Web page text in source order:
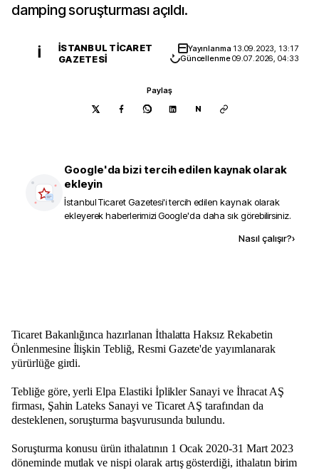
damping soruşturması açıldı.
İ
İSTANBUL TICARET
GAZETESI
Yayınlanma 13.09.2023, 13:17
Güncellenme09.07.2026, 04:33
Paylaş
N
Google'da bizi tercih edilen kaynak olarak
ekleyin
İstanbul Ticaret Gazetesi'i tercih edilen kaynak olarak
ekleyerek haberlerimizi Google'da daha sık görebilirsiniz.
Nasıl çalışır?›
Ticaret Bakanlığınca hazırlanan İthalatta Haksız Rekabetin
Önlenmesine İlişkin Tebliğ, Resmi Gazete'de yayımlanarak
yürürlüğe girdi.
Tebliğe göre, yerli Elpa Elastiki İplikler Sanayi ve İhracat AŞ
firması, Şahin Lateks Sanayi ve Ticaret AŞ tarafından da
desteklenen, soruşturma başvurusunda bulundu.
Soruşturma konusu ürün ithalatının 1 Ocak 2020-31 Mart 2023
döneminde mutlak ve nispi olarak artış gösterdiği, ithalatın birim